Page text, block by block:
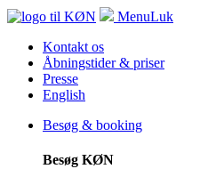
MenuLuk
Kontakt os
Åbningstider & priser
Presse
English
Besøg & booking
Besøg KØN